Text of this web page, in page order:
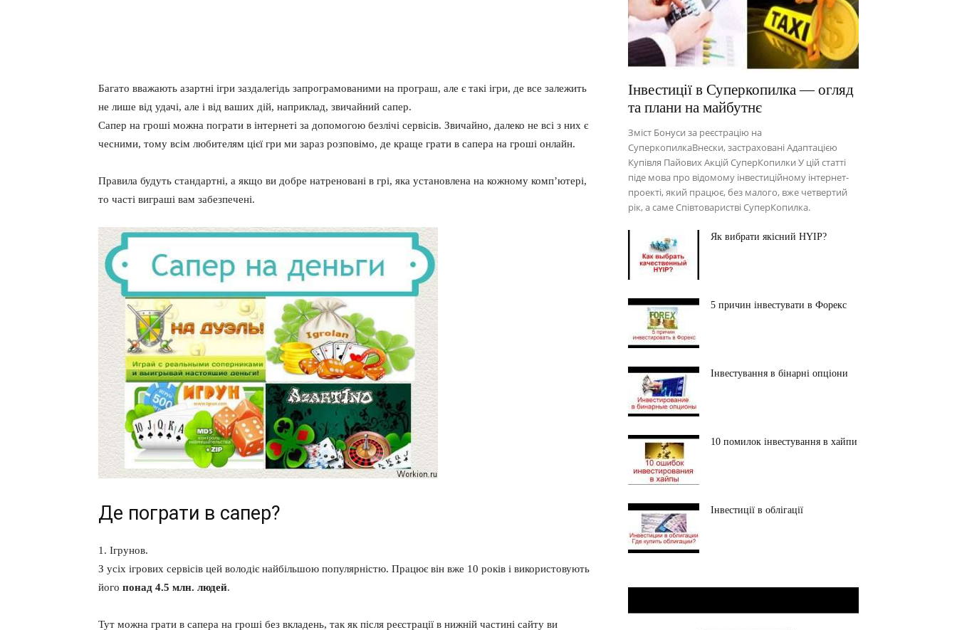
Багато вважають азартні ігри заздалегідь запрограмованими на програш, але є такі ігри, де все залежить
не лише від удачі, але і від ваших дій, наприклад, звичайний сапер.
Сапер на гроші можна пограти в інтернеті за допомогою безлічі сервісів. Звичайно, далеко не всі з них є
чесними, тому всім любителям цієї гри ми зараз розповімо, де краще грати в сапера на гроші онлайн.
Правила будуть стандартні, а якщо ви добре натреновані в грі, яка установлена на кожному комп’ютері,
то часті виграші вам забезпечені.
Де пограти в сапер?
1. Ігрунов.
З усіх ігрових сервісів цей володіє найбільшою популярністю. Працює він вже 10 років і використовують
його понад 4.5 млн. людей.
Тут можна грати в сапера на гроші без вкладень, так як після реєстрації в нижній частині сайту ви
Інвестиції в Суперкопилка — огляд
та плани на майбутнє
Зміст Бонуси за реєстрацію на
СуперкопилкаВнески, застраховані Адаптацією
Купівля Пайових Акцій СуперКопилки У цій статті
піде мова про відомому інвестиційному інтернет-
проекті, який працює, без малого, вже четвертий
рік, а саме Співтоваристві СуперКопилка.
Як вибрати якісний HYIP?
5 причин інвестувати в Форекс
Інвестування в бінарні опціони
10 помилок інвестування в хайпи
Інвестиції в облігації